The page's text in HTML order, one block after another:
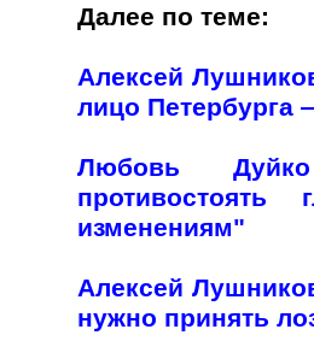
Далее по теме:
Алексей
лицо Петербурга
Любовь
противостоять
изменениям"
Алексей
нужно принять